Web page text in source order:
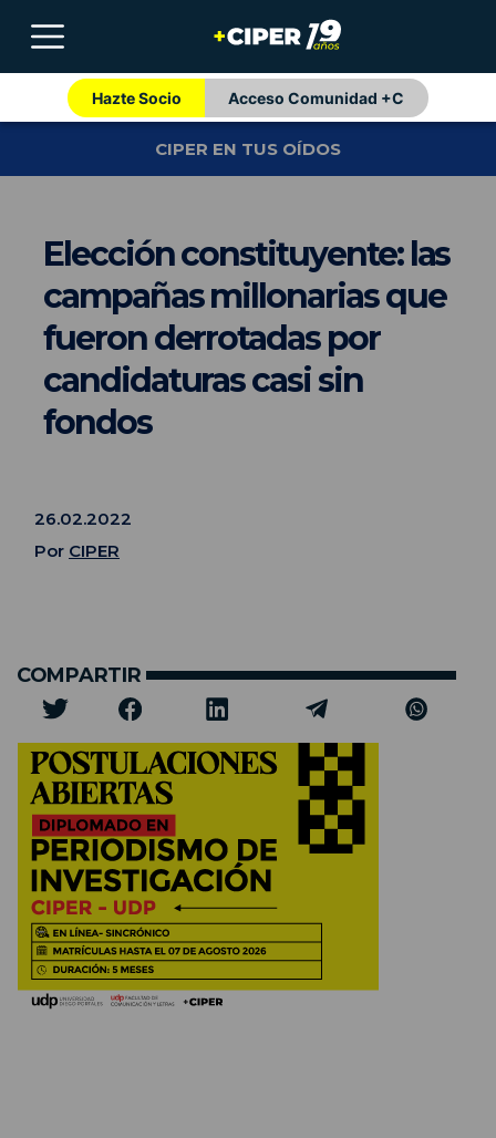
Hazte Socio Acceso Comunidad +C
CIPER EN TUS OÍDOS
Elección constituyente: las
campañas millonarias que
fueron derrotadas por
candidaturas casi sin
fondos
26.02.2022
Por CIPER
COMPARTIR